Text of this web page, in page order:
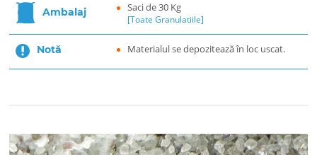
Ambalaj Saci de 30 Kg
[Toate Granulatiile]
Notă Materialul se depozitează în loc uscat.